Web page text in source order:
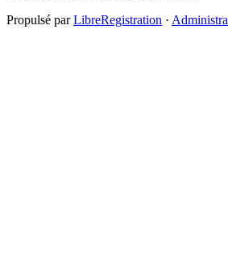
Propulsé parLibreRegistration ·